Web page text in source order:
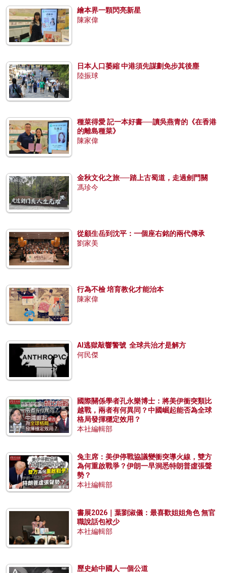
繪本界一顆閃亮新星
陳家偉
日本人口萎縮 中港須先謀劃免步其後塵
陸振球
種菜得愛 記一本好書──讀吳燕青的《在香港
的離島種菜》
陳家偉
金秋文化之旅──踏上古蜀道，走過劍門關
馮珍今
從顧生岳到沈平：一個座右銘的兩代傳承
劉家美
行為不檢 培育教化才能治本
陳家偉
AI逃獄敲響警號 全球共治才是解方
何民傑
國際關係學者孔永樂博士：將美伊衝突類比
越戰，兩者有何異同？中國崛起能否為全球
格局發揮穩定效用？
本社編輯部
兔主席：美伊停戰協議變衝突導火線，雙方
為何重啟戰爭？伊朗一早洞悉特朗普虛張聲
勢？
本社編輯部
書展2026｜葉劉淑儀：最喜歡姐姐角色 無官
職說話包袱少
本社編輯部
歷史給中國人一個公道